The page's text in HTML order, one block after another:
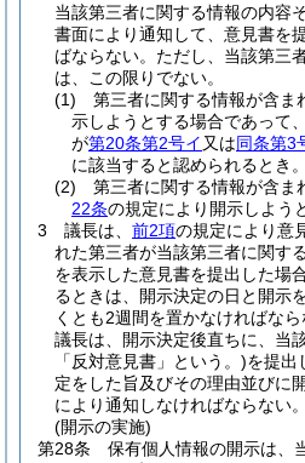
当該第三者に関する情報の内容
書面により通知して、意見書を
ばならない。 ただし、当該第三
は、この限りでない。
(1)
第三者に関する情報が含ま
示しようとする場合であって
が第20条第2号イ 又は同条第3
に該当すると認められるとき。
(2)
第三者に関する情報が含ま
22条の規定により開示しよう
3
議長は、 前2項の規定により意
れた第三者が当該第三者に関す
を表示した意見書を提出した場
るときは、開示決定の日と開示
くとも2週間を置かなければなら
議長は、開示決定後直ちに、当
「反対意見書」という。)を提出
定をした旨及びその理由並びに
により通知しなければならない。
(開示の実施)
第28条
保有個人情報の開示は、